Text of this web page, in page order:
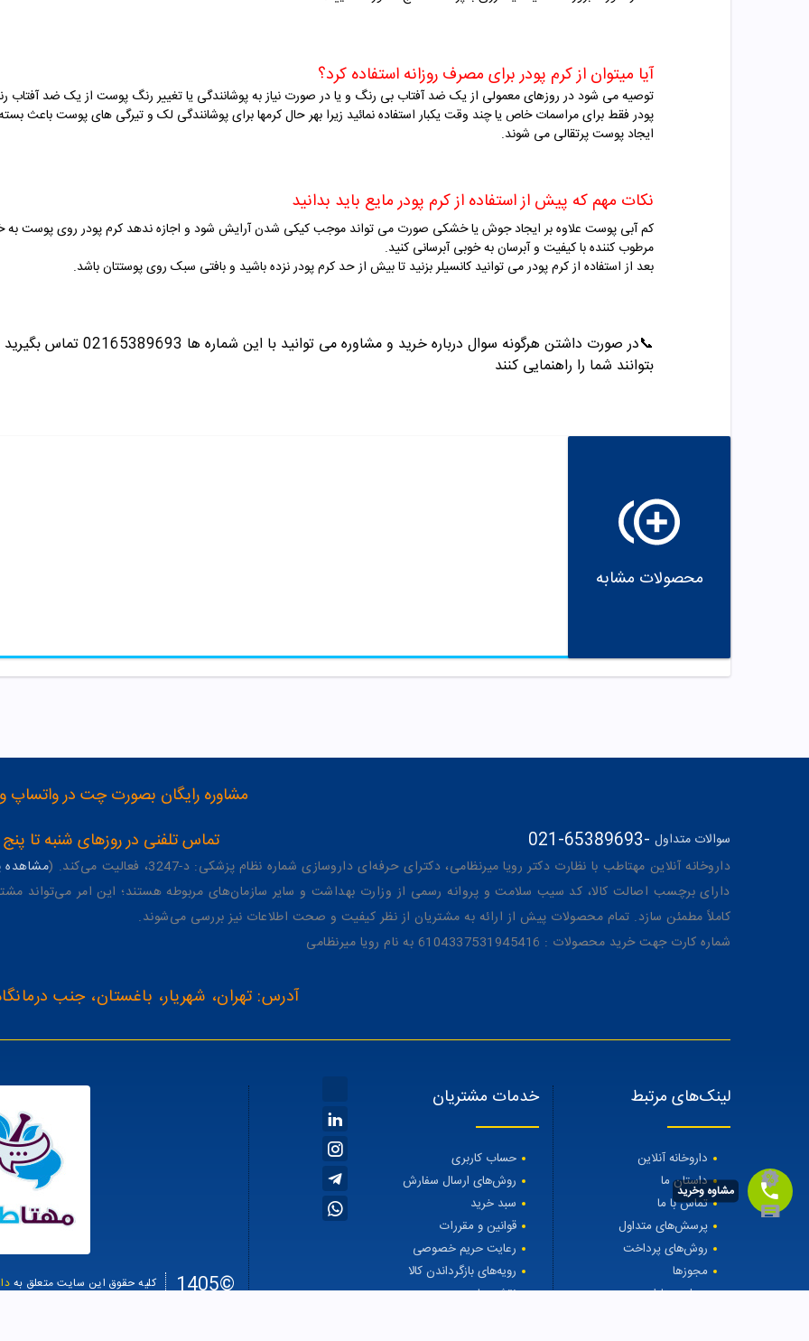
آیا میتوان از کرم پودر برای مصرف روزانه استفاده کرد؟
توصیه می شود در روزهای معمولی از یک ضد آفتاب بی رنگ و یا در صورت نیاز به پوشانندگی یا تغییر رنگ پوست از یک ضد آفتاب
پودر فقط برای مراسمات خاص یا چند وقت یکبار استفاده نمائید زیرا بهر حال کرمها برای پوشانندگی لک و تیرگی های پوست باعث
ایجاد پوست پرتقالی می شوند.
نکات مهم که پیش از استفاده از کرم پودر مایع باید بدانید
کم آبی پوست علاوه بر ایجاد جوش یا خشکی صورت می تواند موجب کیکی شدن آرایش شود و اجازه ندهد کرم پودر روی پوست به
مرطوب کننده با کیفیت و آبرسان به خوبی آبرسانی کنید.
بعد از استفاده از کرم پودر می توانید کانسیلر بزنید تا بیش از حد کرم پودر نزده باشید و بافتی سبک روی پوستتان باشد.
📞در صورت داشتن هرگونه سوال درباره خرید و مشاوره می توانید با این شماره ها 02165389693
تماس بگیرید
بتوانند شما را راهنمایی کنند
محصولات مشابه
مشاوره رایگان بصورت چت در واتساپ و تلگرام با شماره
تماس تلفنی در روزهای شنبه تا پنج شنبه از 8 صبح تا 4 عصر به
021-65389693 سوالات متداول -
داروخانه آنلاین مهتاطب با نظارت دکتر رویا میرنظامی، دکترای حرفه‌ای داروسازی شماره نظام پزشکی: د-3247، فعالیت می‌کند. ( مشاهده
دارای برچسب اصالت کالا، کد سیب سلامت و پروانه رسمی از وزارت بهداشت و سایر سازمان‌های مربوطه هستند؛ این امر می‌تواند
کاملاً مطمئن سازد. تمام محصولات پیش از ارائه به مشتریان از نظر کیفیت و صحت اطلاعات نیز بررسی می‌شوند.
شماره کارت جهت خرید محصولات : 6104337531945416 به نام رویا میرنظامی
آدرس: تهران، شهریار، باغستان، جنب
لینک‌های مرتبط
داروخانه آنلاین
داستان ما
تماس با ما
پرسش‌های متداول
روش‌های پرداخت
مجوزها
مجله مهتاطب
خدمات مشتریان
حساب کاربری
روش‌های ارسال سفارش
سبد خرید
قوانین و مقررات
رعایت حریم خصوصی
رویه‌های بازگرداندن کالا
نقشه سایت
©1405 کلیه حقوق این سایت متعلق به
مشاوه وخرید